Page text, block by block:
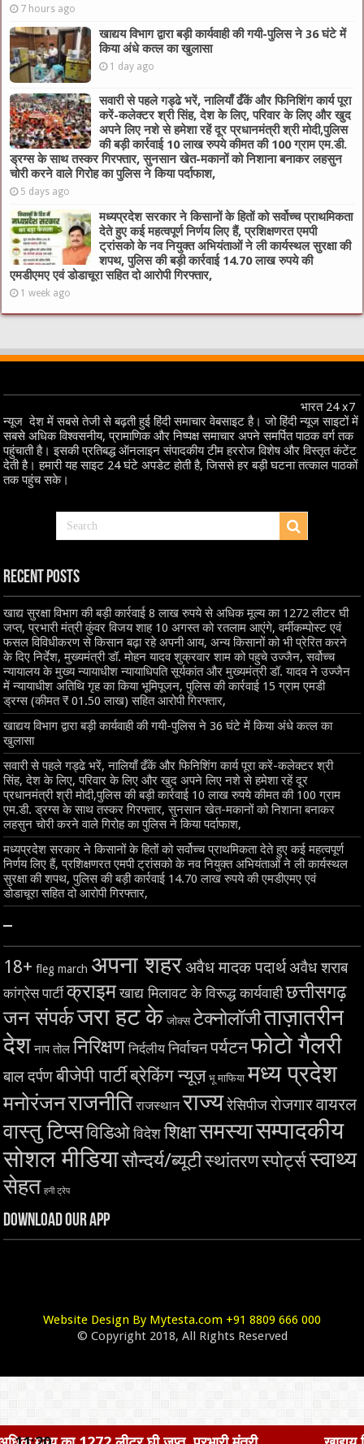
7 hours ago
खाद्यय विभाग द्वारा बड़ी कार्यवाही की गयी-पुलिस ने 36 घंटे में
किया अंधे कत्ल का खुलासा
1 day ago
सवारी से पहले गड्ढे भरें, नालियाँ ढँकें और फिनिशिंग कार्य पूरा
करें-कलेक्टर श्री सिंह, देश के लिए, परिवार के लिए और खुद
अपने लिए नशे से हमेशा रहें दूर प्रधानमंत्री श्री मोदी,पुलिस
की बड़ी कार्रवाई 10 लाख रुपये कीमत की 100 ग्राम एम.डी.
ड्रग्स के साथ तस्कर गिरफ्तार, सुनसान खेत-मकानों को निशाना बनाकर लहसुन
चोरी करने वाले गिरोह का पुलिस ने किया पर्दाफाश,
5 days ago
मध्यप्रदेश सरकार ने किसानों के हितों को सर्वोच्च प्राथमिकता
देते हुए कई महत्वपूर्ण निर्णय लिए हैं, प्रशिक्षणरत एमपी
ट्रांसको के नव नियुक्त अभियंताओं ने ली कार्यस्थल सुरक्षा की
शपथ, पुलिस की बड़ी कार्रवाई 14.70 लाख रुपये की
एमडीएमए एवं डोडाचूरा सहित दो आरोपी गिरफ्तार,
1 week ago
भारत 24 x7
न्यूज देश में सबसे तेजी से बढ़ती हुई हिंदी समाचार वेबसाइट है। जो हिंदी न्यूज साइटों में
सबसे अधिक विश्वसनीय, प्रामाणिक और निष्पक्ष समाचार अपने समर्पित पाठक वर्ग तक
पहुंचाती है। इसकी प्रतिबद्ध ऑनलाइन संपादकीय टीम हररोज विशेष और विस्तृत कंटेंट
देती है। हमारी यह साइट 24 घंटे अपडेट होती है, जिससे हर बड़ी घटना तत्काल पाठकों
तक पहुंच सके।
Recent Posts
खाद्य सुरक्षा विभाग की बड़ी कार्रवाई 8 लाख रुपये से अधिक मूल्य का 1272 लीटर घी
जप्त, प्रभारी मंत्री कुंवर विजय शाह 10 अगस्त को रतलाम आएंगे, वर्मीकम्पोस्ट एवं
फसल विविधीकरण से किसान बढ़ा रहे अपनी आय, अन्य किसानों को भी प्रेरित करने
के दिए निर्देश, मुख्यमंत्री डॉ. मोहन यादव शुक्रवार शाम को पहुचे उज्जैन, सर्वोच्च
न्यायालय के मुख्‍य न्‍यायाधीश न्यायाधिपति सूर्यकांत और मुख्यमंत्री डॉ. यादव ने उज्जैन
में न्यायाधीश अतिथि गृह का किया भूमिपूजन, पुलिस की कार्रवाई 15 ग्राम एमडी
ड्रग्स (कीमत ₹ 01.50 लाख) सहित आरोपी गिरफ्तार,
खाद्यय विभाग द्वारा बड़ी कार्यवाही की गयी-पुलिस ने 36 घंटे में किया अंधे कत्ल का
खुलासा
सवारी से पहले गड्ढे भरें, नालियाँ ढँकें और फिनिशिंग कार्य पूरा करें-कलेक्टर श्री
सिंह, देश के लिए, परिवार के लिए और खुद अपने लिए नशे से हमेशा रहें दूर
प्रधानमंत्री श्री मोदी,पुलिस की बड़ी कार्रवाई 10 लाख रुपये कीमत की 100 ग्राम
एम.डी. ड्रग्स के साथ तस्कर गिरफ्तार, सुनसान खेत-मकानों को निशाना बनाकर
लहसुन चोरी करने वाले गिरोह का पुलिस ने किया पर्दाफाश,
मध्यप्रदेश सरकार ने किसानों के हितों को सर्वोच्च प्राथमिकता देते हुए कई महत्वपूर्ण
निर्णय लिए हैं, प्रशिक्षणरत एमपी ट्रांसको के नव नियुक्त अभियंताओं ने ली कार्यस्थल
सुरक्षा की शपथ, पुलिस की बड़ी कार्रवाई 14.70 लाख रुपये की एमडीएमए एवं
डोडाचूरा सहित दो आरोपी गिरफ्तार,
–
18+ fleg march अपना शहरअवैध मादक पदार्थअवैध शराब
कांग्रेस पार्टी क्राइमखाद्य मिलावट के विरूद्ध कार्यवाहीछत्तीसगढ़
जन संपर्कजरा हट के जोक्स टेक्नोलॉजीताज़ातरीन
देश नाप तोल निरिक्षण निर्दलीय निर्वाचनपर्यटनफोटो गैलरी
बाल दर्पणबीजेपी पार्टीब्रेकिंग न्यूज़ भू माफिया मध्य प्रदेश
मनोरंजनराजनीति राजस्थान राज्यरेसिपीज रोजगारवायरल
वास्तु टिप्सविडिओ विदेश शिक्षासमस्यासम्पादकीय
सोशल मीडियासौन्दर्य/ब्यूटीस्थांतरणस्पोर्ट्सस्वाथ्य
सेहत हनी ट्रेप
Download Our App
Website Design By Mytesta.com +91 8809 666 000
© Copyright 2018, All Rights Reserved